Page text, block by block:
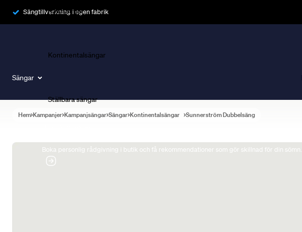
Sängtillverkning i egen fabrik
Sängar
Ramsängar
Kontinentalsängar
Ställbara sängar
Boka personlig rådgivning i butik och få rekommendationer som gör skillnad för din sömn.
Hem Kampanjer Kampanjsängar Sängar Kontinentalsängar Sunnerström Dubbelsäng